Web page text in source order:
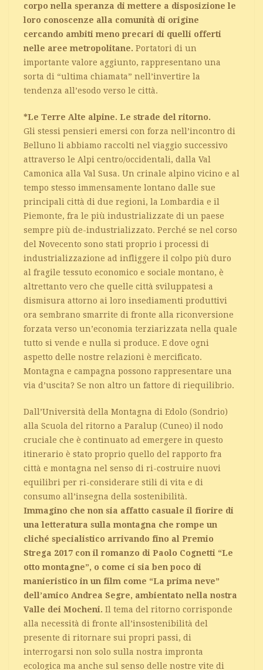
corpo nella speranza di mettere a disposizione le
loro conoscenze alla comunità di origine
cercando ambiti meno precari di quelli offerti
nelle aree metropolitane. Portatori di un
importante valore aggiunto, rappresentano una
sorta di “ultima chiamata” nell’invertire la
tendenza all’esodo verso le città.
*Le Terre Alte alpine. Le strade del ritorno.
Gli stessi pensieri emersi con forza nell’incontro di
Belluno li abbiamo raccolti nel viaggio successivo
attraverso le Alpi centro/occidentali, dalla Val
Camonica alla Val Susa. Un crinale alpino vicino e al
tempo stesso immensamente lontano dalle sue
principali città di due regioni, la Lombardia e il
Piemonte, fra le più industrializzate di un paese
sempre più de-industrializzato. Perché se nel corso
del Novecento sono stati proprio i processi di
industrializzazione ad infliggere il colpo più duro
al fragile tessuto economico e sociale montano, è
altrettanto vero che quelle città sviluppatesi a
dismisura attorno ai loro insediamenti produttivi
ora sembrano smarrite di fronte alla riconversione
forzata verso un’economia terziarizzata nella quale
tutto si vende e nulla si produce. E dove ogni
aspetto delle nostre relazioni è mercificato.
Montagna e campagna possono rappresentare una
via d’uscita? Se non altro un fattore di riequilibrio.
Dall’Università della Montagna di Edolo (Sondrio)
alla Scuola del ritorno a Paralup (Cuneo) il nodo
cruciale che è continuato ad emergere in questo
itinerario è stato proprio quello del rapporto fra
città e montagna nel senso di ri-costruire nuovi
equilibri per ri-considerare stili di vita e di
consumo all’insegna della sostenibilità.
Immagino che non sia affatto casuale il fiorire di
una letteratura sulla montagna che rompe un
cliché specialistico arrivando fino al Premio
Strega 2017 con il romanzo di Paolo Cognetti “Le
otto montagne”, o come ci sia ben poco di
manieristico in un film come “La prima neve”
dell’amico Andrea Segre, ambientato nella nostra
Valle dei Mocheni. Il tema del ritorno corrisponde
alla necessità di fronte all’insostenibilità del
presente di ritornare sui propri passi, di
interrogarsi non solo sulla nostra impronta
ecologica ma anche sul senso delle nostre vite di